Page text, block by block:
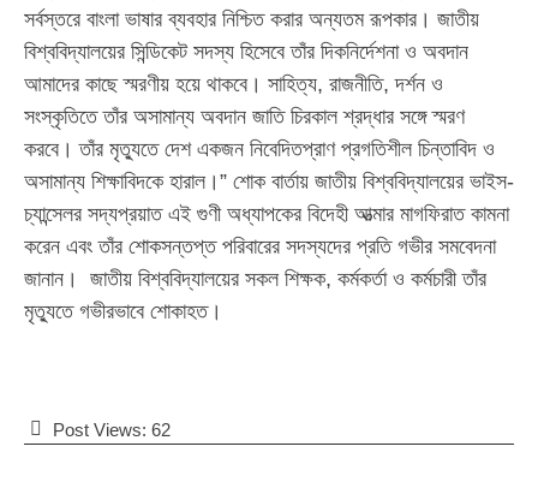
সর্বস্তরে বাংলা ভাষার ব্যবহার নিশ্চিত করার অন্যতম রূপকার। জাতীয়
বিশ্ববিদ্যালয়ের সিন্ডিকেট সদস্য হিসেবে তাঁর দিকনির্দেশনা ও অবদান
আমাদের কাছে স্মরণীয় হয়ে থাকবে। সাহিত্য, রাজনীতি, দর্শন ও
সংস্কৃতিতে তাঁর অসামান্য অবদান জাতি চিরকাল শ্রদ্ধার সঙ্গে স্মরণ
করবে। তাঁর মৃত্যুতে দেশ একজন নিবেদিতপ্রাণ প্রগতিশীল চিন্তাবিদ ও
অসামান্য শিক্ষাবিদকে হারাল।” শোক বার্তায় জাতীয় বিশ্ববিদ্যালয়ের ভাইস-
চ্যান্সেলর সদ্যপ্রয়াত এই গুণী অধ্যাপকের বিদেহী আত্মার মাগফিরাত কামনা
করেন এবং তাঁর শোকসন্তপ্ত পরিবারের সদস্যদের প্রতি গভীর সমবেদনা
জানান। জাতীয় বিশ্ববিদ্যালয়ের সকল শিক্ষক, কর্মকর্তা ও কর্মচারী তাঁর
মৃত্যুতে গভীরভাবে শোকাহত।
Post Views: 62